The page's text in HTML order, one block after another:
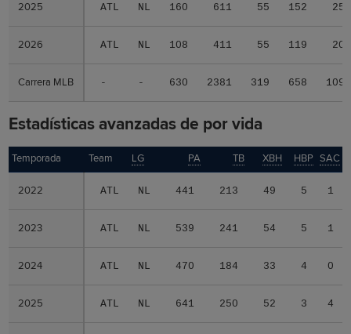
2025 ATL NL 160 611 55 152 250
2026 ATL NL 108 411 55 119 202
Carrera MLB - - 630 2381 319 658 1090
2025
2026
Carrera MLB
Estadísticas avanzadas de por vida
Temporada Team LG PA TB XBH HBP SAC
2022 ATL NL 441 213 49 5 1
2023 ATL NL 539 241 54 5 1
2024 ATL NL 470 184 33 4 0
2025 ATL NL 641 250 52 3 4
Temporada
2022
2023
2024
2025